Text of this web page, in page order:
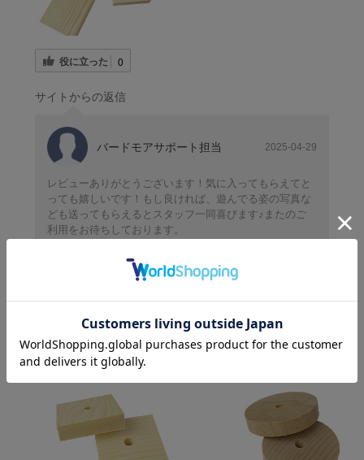
役に立った 0
サイトからの返信
バードモアサポート担当 2025-04-29
レビューありがとうございます！気に入ってもらえてと
っても嬉しいです！もし良ければ、遊んでる姿の写真な
ども送ってもらえるとスタッフ一同喜びます♪またのご
利用をお待ちしております。
の商品を見た人はこんな商品も見ています